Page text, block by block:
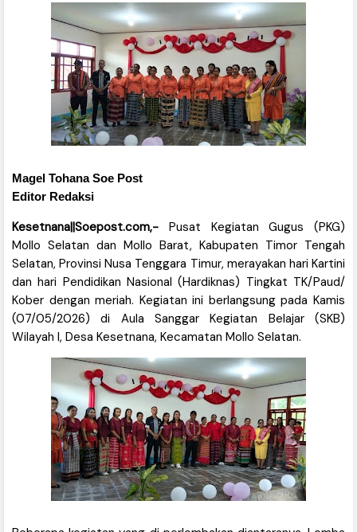
Magel Tohana Soe Post
Editor Redaksi
Kesetnana||Soepost.com,- Pusat Kegiatan Gugus (PKG)
Mollo Selatan dan Mollo Barat, Kabupaten Timor Tengah
Selatan, Provinsi Nusa Tenggara Timur, merayakan hari Kartini
dan hari Pendidikan Nasional (Hardiknas) Tingkat TK/Paud/
Kober dengan meriah. Kegiatan ini berlangsung pada Kamis
(07/05/2026) di Aula Sanggar Kegiatan Belajar (SKB)
Wilayah I, Desa Kesetnana, Kecamatan Mollo Selatan.